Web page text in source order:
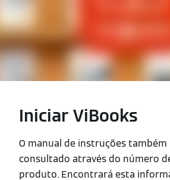
Iniciar ViBooks
O manual de instruções também
consultado através do número
produto. Encontrará esta